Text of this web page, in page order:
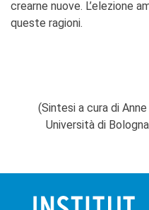
crearne nuove. L’elezione
queste ragioni.
(Sintesi a cura di
Università di